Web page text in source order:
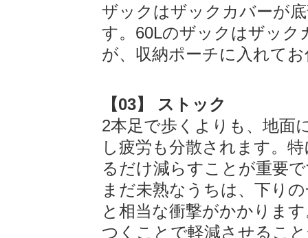
ザックはザックカバーが
す。60Lのザックはザッ
が、収納ポーチに入れて
【03】 ストック
2本足で歩くよりも、地面
し疲労も分散されます。
るだけ減らすことが重要
まだ未熟なうちは、下り
と相当な衝撃がかかりま
つくことで軽減させるこ